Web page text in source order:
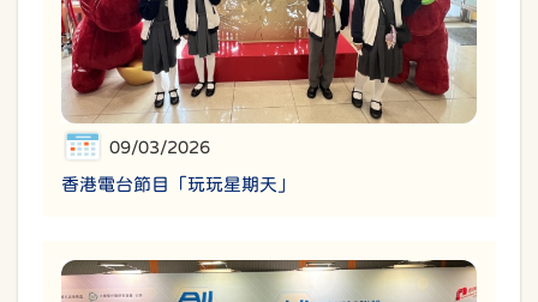
09/03/2026
香港電台節目「玩玩星期天」